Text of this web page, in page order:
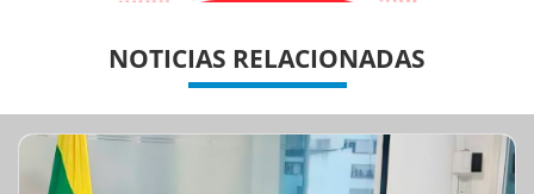
NOTICIAS RELACIONADAS